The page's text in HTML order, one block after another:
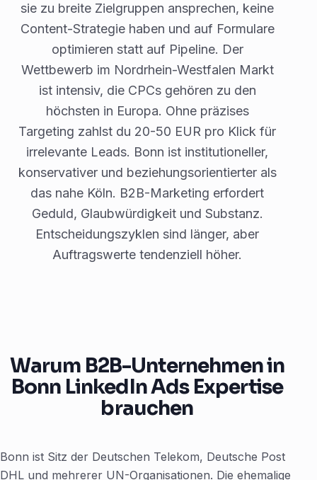
sie zu breite Zielgruppen ansprechen, keine
Content-Strategie haben und auf Formulare
optimieren statt auf Pipeline. Der
Wettbewerb im Nordrhein-Westfalen Markt
ist intensiv, die CPCs gehören zu den
höchsten in Europa. Ohne präzises
Targeting zahlst du 20-50 EUR pro Klick für
irrelevante Leads. Bonn ist institutioneller,
konservativer und beziehungsorientierter als
das nahe Köln. B2B-Marketing erfordert
Geduld, Glaubwürdigkeit und Substanz.
Entscheidungszyklen sind länger, aber
Auftragswerte tendenziell höher.
Warum B2B-Unternehmen in
Bonn LinkedIn Ads Expertise
brauchen
Bonn ist Sitz der Deutschen Telekom, Deutsche Post
DHL und mehrerer UN-Organisationen. Die ehemalige